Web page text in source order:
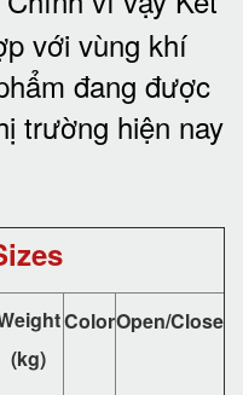
với vùng khí
đang được
trường hiện nay
(kg)
ColorOpen/Close